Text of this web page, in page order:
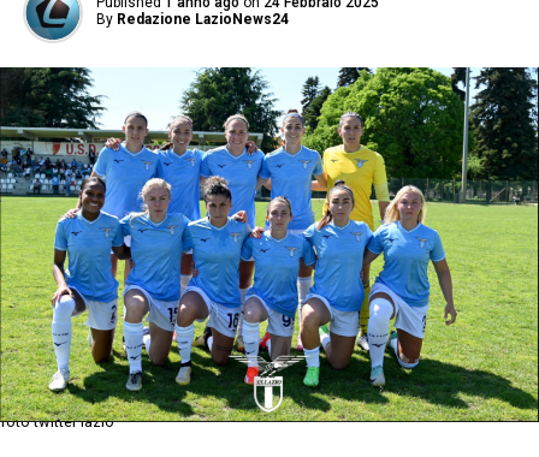
By Redazione LazioNews24
foto twitter lazio